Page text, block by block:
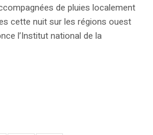
de pluies localement
cette nuit sur les régions ouest
l’Institut national de la